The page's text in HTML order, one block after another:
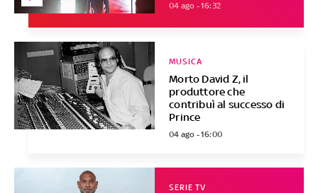
04 ago - 16:32
Morto David Z, il
produttore che
contribuì al successo di
Prince
MUSICA
04 ago - 16:00
SERIE TV